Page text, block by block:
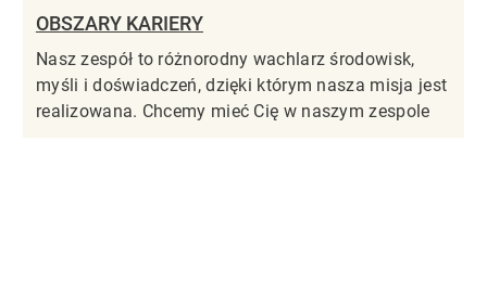
OBSZARY KARIERY
Nasz zespół to różnorodny wachlarz środowisk,
myśli i doświadczeń, dzięki którym nasza misja jest
realizowana. Chcemy mieć Cię w naszym zespole